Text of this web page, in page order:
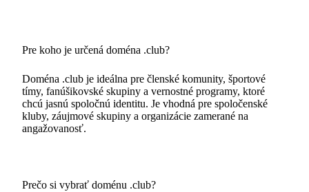
Pre koho je určená doména .club?
Doména .club je ideálna pre členské komunity, športové
tímy, fanúšikovské skupiny a vernostné programy, ktoré
chcú jasnú spoločnú identitu. Je vhodná pre spoločenské
kluby, záujmové skupiny a organizácie zamerané na
angažovanosť.
Prečo si vybrať doménu .club?